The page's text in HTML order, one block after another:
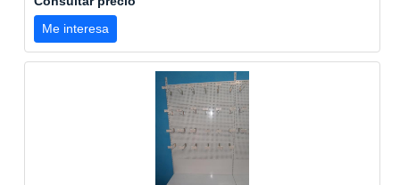
Me interesa